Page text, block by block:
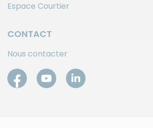
Espace Courtier
CONTACT
Nous contacter